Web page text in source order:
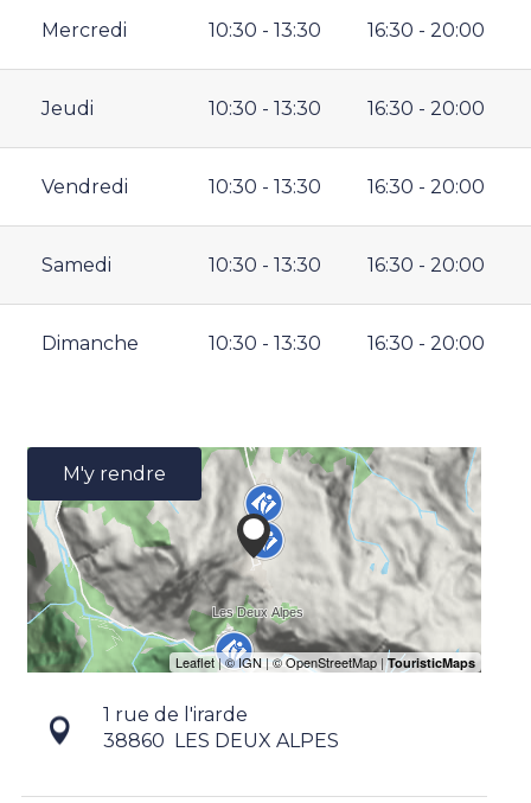
Mercredi 10:30 - 13:30 16:30 - 20:00
Jeudi 10:30 - 13:30 16:30 - 20:00
Vendredi 10:30 - 13:30 16:30 - 20:00
Samedi 10:30 - 13:30 16:30 - 20:00
Dimanche 10:30 - 13:30 16:30 - 20:00
M'y rendre
1 rue de l'irarde
38860
LES DEUX ALPES